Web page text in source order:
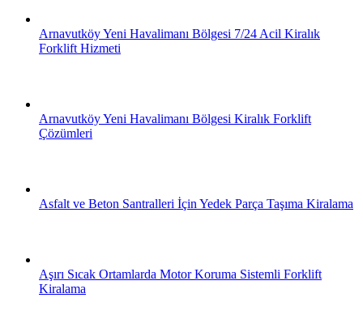
Arnavutköy Yeni Havalimanı Bölgesi 7/24 Acil Kiralık
Forklift Hizmeti
Arnavutköy Yeni Havalimanı Bölgesi Kiralık Forklift
Çözümleri
Asfalt ve Beton Santralleri İçin Yedek Parça Taşıma Kiralama
Aşırı Sıcak Ortamlarda Motor Koruma Sistemli Forklift
Kiralama